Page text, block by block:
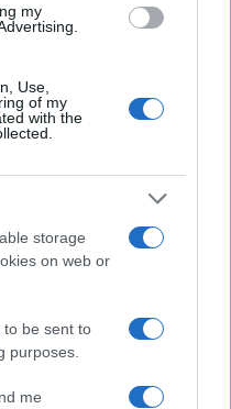
my
Use,
of my
with the
storage
on web or
to be sent to
purposes.
me
degli ultimi 7 giorni